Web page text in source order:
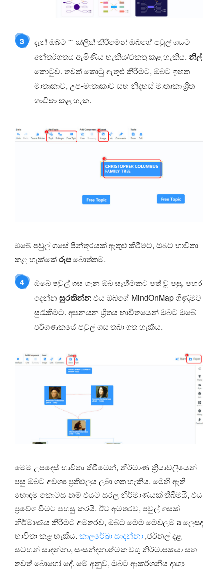
3
දැන් ඔබට "" ක්ලික් කිරීමෙන් ඔබගේ පවුල් ගසට
අන්තර්ගතය ඇමිණිය හැකිය/එකතු කළ හැකිය. නිල්
කොටුව. තවත් කොටු ඇතුළු කිරීමට, ඔබට ඉහත
මාතෘකාව, උප-මාතෘකාව සහ නිදහස් මාතෘකා ශ්‍රිත
භාවිතා කළ හැක.
ඔබේ පවුල් ගසේ පින්තූරයක් ඇතුළු කිරීමට, ඔබට භාවිතා
කළ හැක්කේරූපබොත්තම.
4
ඔබේ පවුල් ගස ගැන ඔබ සෑහීමකට පත් වූ පසු, පහර
දෙන්න සුරකින්නඑය ඔබගේ MindOnMap ගිණුමට
සුරැකීමට. අපනයන ශ්‍රිතය භාවිතයෙන් ඔබට ඔබේ
පරිගණකයේ පවුල් ගස තබා ගත හැකිය.
මෙම උපදෙස් භාවිතා කිරීමෙන්, නිර්මාණ ක්‍රියාවලියෙන්
පසු ඔබට අවශ්‍ය ප්‍රතිඵලය ලබා ගත හැකිය. මෙහි ඇති
හොඳම කොටස නම් එයට සරල නිර්මාණයක් තිබීමයි, එය
ප්‍රවේශ වීමට පහසු කරයි. ඊට අමතරව, පවුල් ගසක්
නිර්මාණය කිරීමට අමතරව, ඔබට මෙම මෙවලම a ලෙසද
භාවිතා කළ හැකිය. කාලරේඛා සාදන්නා ,ජර්නල් දළ
සටහන් සාදන්නා, සංසන්දනාත්මක වගු නිර්මාපකයා සහ
තවත් බොහෝ දේ. මේ අනුව, ඔබට ආකර්ශනීය දෘශ්‍ය